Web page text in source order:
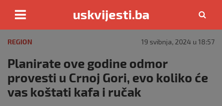
content
uskvijesti.ba
REGION 19 svibnja, 2024 u 18:57
Planirate ove godine odmor
provesti u Crnoj Gori, evo koliko će
vas koštati kafa i ručak